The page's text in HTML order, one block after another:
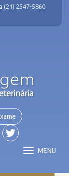
(21) 2547-5860
MENU